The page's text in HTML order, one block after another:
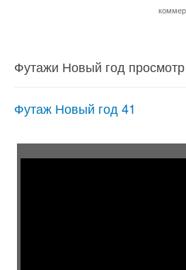
Футажи Новый год просмотр
Футаж Новый год 41